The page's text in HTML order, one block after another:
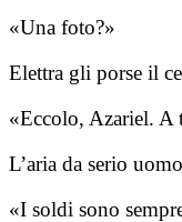
«Una foto?»
Elettra gli porse il
«Eccolo, Azariel. A
L’aria da serio
«I soldi sono